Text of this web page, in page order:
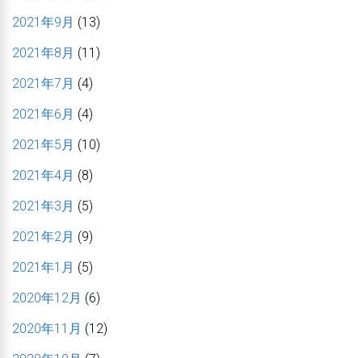
2021年9月 (13)
2021年8月 (11)
2021年7月 (4)
2021年6月 (4)
2021年5月 (10)
2021年4月 (8)
2021年3月 (5)
2021年2月 (9)
2021年1月 (5)
2020年12月 (6)
2020年11月 (12)